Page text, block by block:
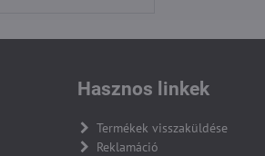
Hasznos linkek
Termékek visszaküldése
Reklamáció